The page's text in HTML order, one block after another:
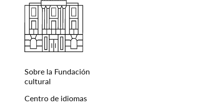
Sobre la Fundación
cultural
Centro de idiomas